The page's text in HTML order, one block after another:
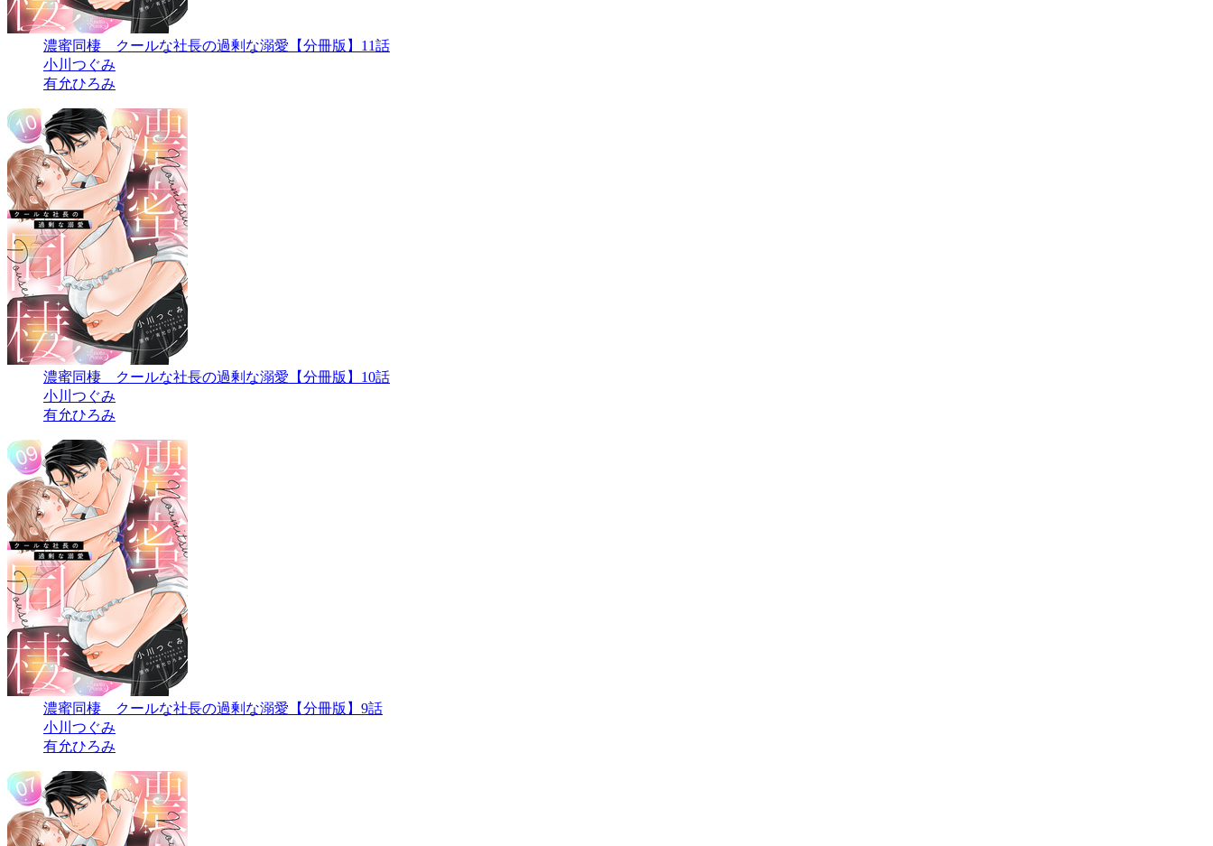
濃蜜同棲 クールな社長の過剰な溺愛【分冊版】11話
小川つぐみ
有允ひろみ
濃蜜同棲 クールな社長の過剰な溺愛【分冊版】10話
小川つぐみ
有允ひろみ
濃蜜同棲 クールな社長の過剰な溺愛【分冊版】9話
小川つぐみ
有允ひろみ